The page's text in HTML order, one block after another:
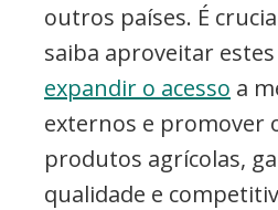
outros países. É
saiba aproveitar
expandir o acesso a
externos e promover
produtos agrícolas,
qualidade e